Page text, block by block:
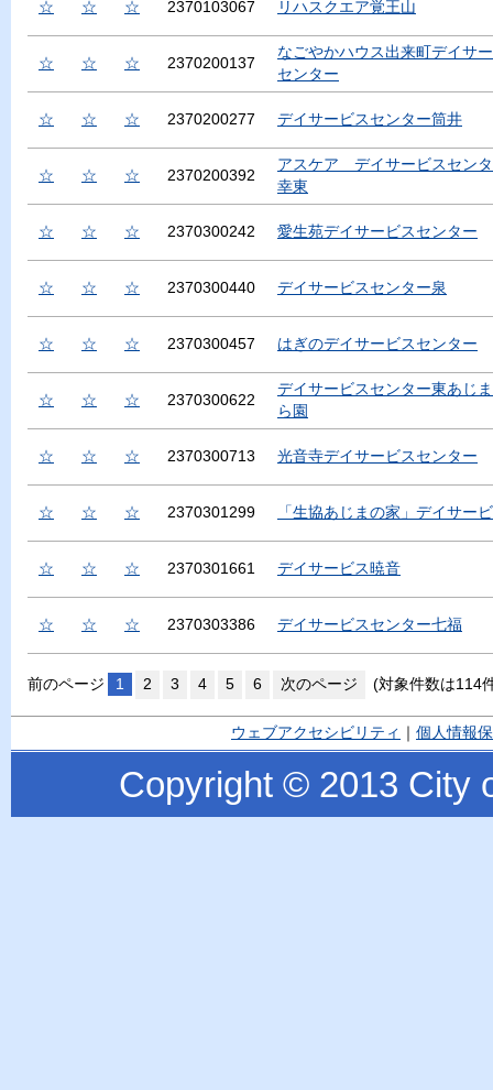
☆ ☆ ☆ 2370103067 リハスクエア覚王山
☆ ☆ ☆ 2370200137
なごやかハウス出来町デイサ
センター
☆ ☆ ☆ 2370200277 デイサービスセンター筒井
☆ ☆ ☆ 2370200392
アスケア デイサービスセン
幸東
☆ ☆ ☆ 2370300242 愛生苑デイサービスセンター
☆ ☆ ☆ 2370300440 デイサービスセンター泉
☆ ☆ ☆ 2370300457 はぎのデイサービスセンター
☆ ☆ ☆ 2370300622
デイサービスセンター東あじ
ら園
☆ ☆ ☆ 2370300713 光音寺デイサービスセンター
☆ ☆ ☆ 2370301299 「生協あじまの家」デイサー
☆ ☆ ☆ 2370301661 デイサービス暁音
☆ ☆ ☆ 2370303386 デイサービスセンター七福
前のページ 1 2 3 4 5 6 次のページ (対象件数は114
ウェブアクセシビリティ 個人情報
Copyright © 2013 City